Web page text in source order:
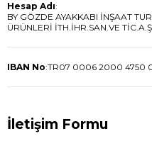
Hesap Adı:
BY GÖZDE AYAKKABI İNŞAAT
ÜRÜNLERİ İTH.İHR.SAN.VE
IBAN No:TR07 0006 2000 4750
İletişim Formu